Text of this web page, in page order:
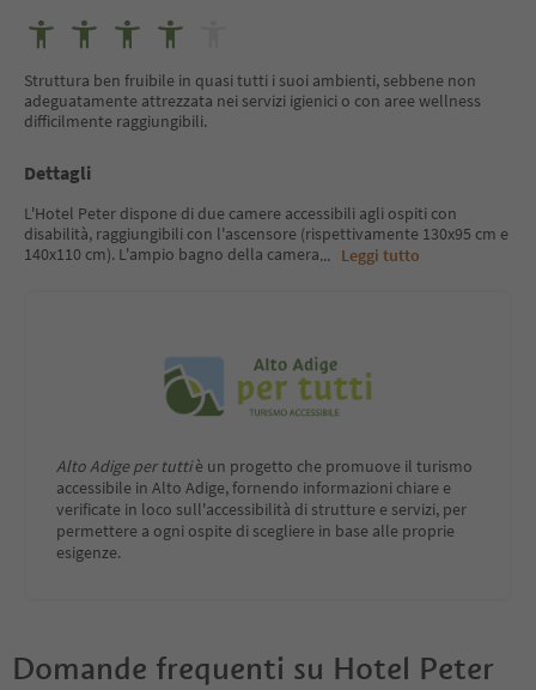
Struttura ben fruibile in quasi tutti i suoi ambienti, sebbene non
adeguatamente attrezzata nei servizi igienici o con aree wellness
difficilmente raggiungibili.
Dettagli
L'Hotel Peter dispone di due camere accessibili agli ospiti con
disabilità, raggiungibili con l'ascensore (rispettivamente 130x95 cm e
140x110 cm). L'ampio bagno della camera... Leggi tutto
Alto Adige per tuttiè un progetto che promuove il turismo
accessibile in Alto Adige, fornendo informazioni chiare e
verificate in loco sull'accessibilità di strutture e servizi, per
permettere a ogni ospite di scegliere in base alle proprie
esigenze.
Domande frequenti su Hotel Peter